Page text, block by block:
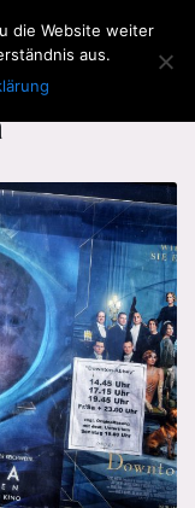
die Website weiter
aus.